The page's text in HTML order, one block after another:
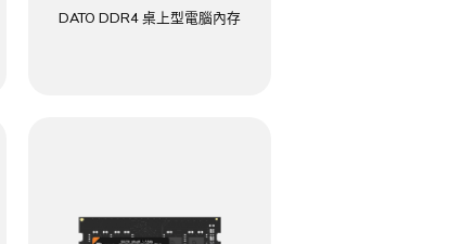
DATO DDR4 桌上型電腦內存